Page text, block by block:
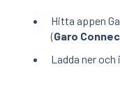
Hitta appen
(Garo
Ladda ner